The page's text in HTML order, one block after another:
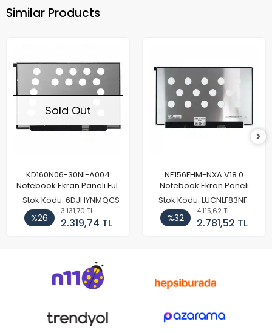
Similar Products
Sold Out
KD160N06-30NI-A004
Notebook Ekran Paneli Full
HD
Stok Kodu: 6DJHYNMQCS
%26
3.131,70 TL
2.319,74 TL
NE156FHM-NXA V18.0
Notebook Ekran Paneli
144Hz
Stok Kodu: LUCNLF83NF
%32
4.115,62 TL
2.781,52 TL